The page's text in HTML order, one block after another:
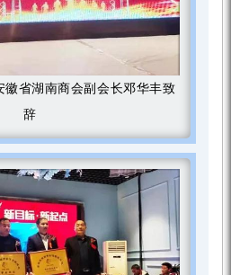
徽省湖南商会副会长邓华丰致
辞